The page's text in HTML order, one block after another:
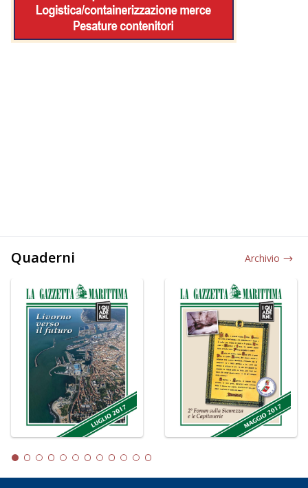
Quaderni Archivio